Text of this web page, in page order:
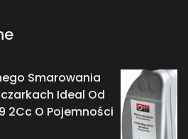
Smarowania
Ideal Od
2Cc O Pojemności